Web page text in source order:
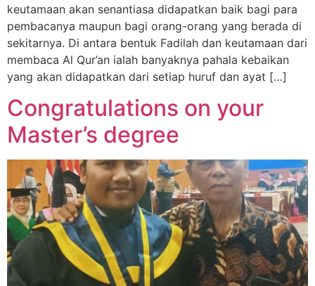
keutamaan akan senantiasa didapatkan baik bagi para
pembacanya maupun bagi orang-orang yang berada di
sekitarnya. Di antara bentuk Fadilah dan keutamaan dari
membaca Al Qur’an ialah banyaknya pahala kebaikan
yang akan didapatkan dari setiap huruf dan ayat […]
Congratulations on your
Master’s degree